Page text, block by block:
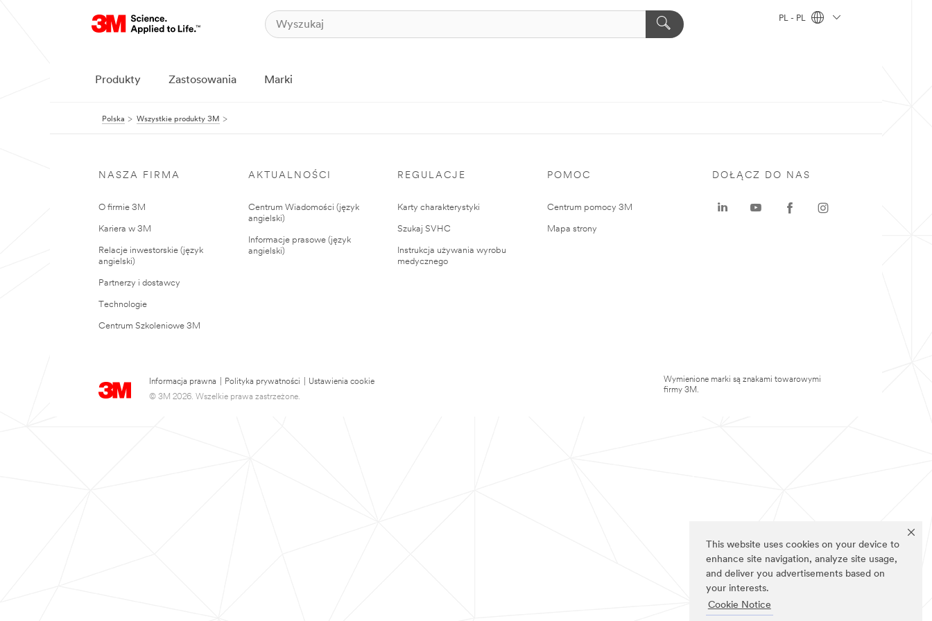
This website uses cookies on your device to
enhance site navigation, analyze site usage,
and deliver you advertisements based on
your interests.
Cookie Notice
PL - PL
Produkty Zastosowania Marki
Polska Wszystkie produkty 3M
NASZA FIRMA
O firmie 3M
Kariera w 3M
Relacje inwestorskie (język
angielski)
Partnerzy i dostawcy
Technologie
Centrum Szkoleniowe 3M
AKTUALNOŚCI
Centrum Wiadomości (język
angielski)
Informacje prasowe (język
angielski)
REGULACJE
Karty charakterystyki
Szukaj SVHC
Instrukcja używania wyrobu
medycznego
POMOC
Centrum pomocy 3M
Mapa strony
Informacja prawna Polityka prywatności
Ustawienia cookie
© 3M 2026. Wszelkie prawa zastrzeżone.
DOŁĄCZ DO NAS
Wymienione marki są znakami towarowymi
firmy 3M.